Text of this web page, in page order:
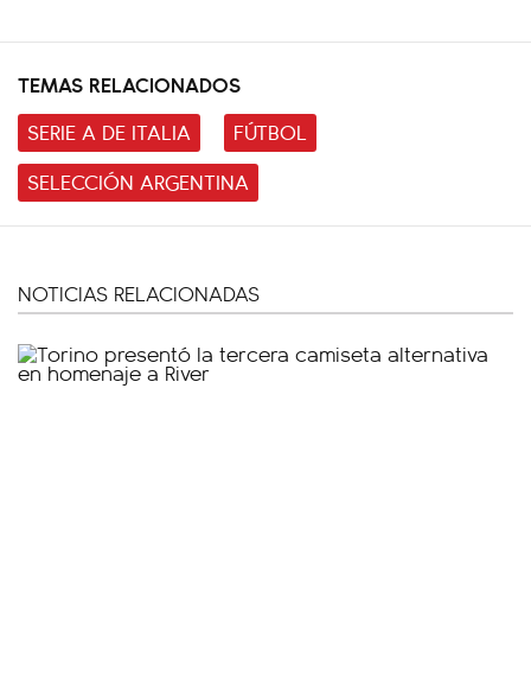
TEMAS RELACIONADOS
SERIE A DE ITALIA
FÚTBOL
SELECCIÓN ARGENTINA
NOTICIAS RELACIONADAS